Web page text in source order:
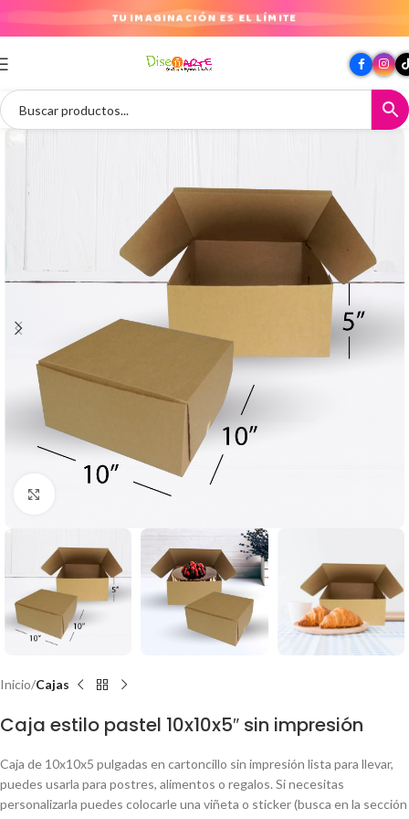
TU IMAGINACIÓN ES EL LÍMITE
Inicio Cajas
Caja estilo pastel 10x10x5″ sin impresión
Caja de 10x10x5 pulgadas en cartoncillo sin impresión lista para llevar,
puedes usarla para postres, alimentos o regalos. Si necesitas
personalizarla puedes colocarle una viñeta o sticker (busca en la sección